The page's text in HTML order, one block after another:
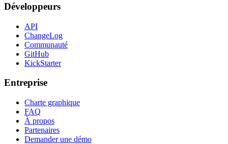
Développeurs
API
ChangeLog
Communauté
GitHub
KickStarter
Entreprise
Charte graphique
FAQ
À propos
Partenaires
Demander une démo